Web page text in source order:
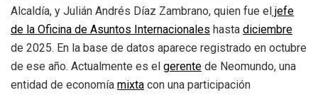
Alcaldía, y Julián Andrés Díaz Zambrano, quien fue el jefe
de la Oficina de Asuntos Internacionales hasta diciembre
de 2025. En la base de datos aparece registrado en octubre
de ese año. Actualmente es el gerente de Neomundo, una
entidad de economía mixta con una participación